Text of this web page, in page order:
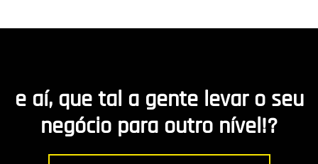
e aí, que tal a gente levar o seu
negócio para outro nível!?